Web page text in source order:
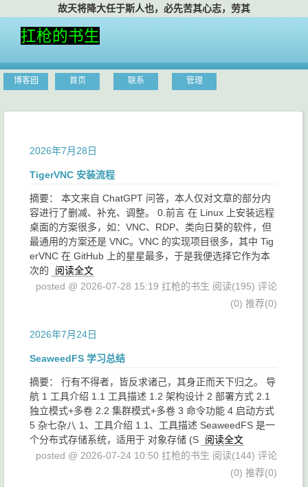
故天将降大任于斯人也，必先苦其心志，劳其筋
扛枪的书生
博客园 首页 联系 管理
2026年7月28日
TigerVNC 安装流程
摘要： 本文来自 ChatGPT 问答，本人仅对文章的部分内
容进行了删减、补充、调整。 0.前言 在 Linux 上安装远程
桌面的方案很多，如：VNC、RDP、类向日葵的软件，但
最通用的方案还是 VNC。VNC 的实现项目很多，其中 Tig
erVNC 在 GitHub 上的星星最多，于是我便选择它作为本
次的
阅读全文
posted @ 2026-07-28 15:19 扛枪的书生 阅读(195) 评论
(0) 推荐(0)
2026年7月24日
SeaweedFS 学习总结
摘要： 行有不得者，皆反求诸己，其身正而天下归之。 导
航 1 工具介绍 1.1 工具描述 1.2 架构设计 2 部署方式 2.1
独立模式+多卷 2.2 集群模式+多卷 3 命令功能 4 启动方式
5 杂七杂八 1、工具介绍 1.1、工具描述 SeaweedFS 是一
个分布式存储系统，适用于 对象存储 (S
阅读全文
posted @ 2026-07-24 10:50 扛枪的书生 阅读(144) 评论
(0) 推荐(0)